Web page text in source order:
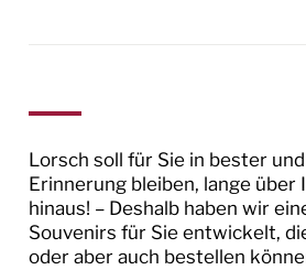
Einzelhandel
Souvenirs
PFINGSTROSENGARTEN
Lorsch soll für Sie in bester
Erinnerung bleiben, lange über
hinaus! – Deshalb haben wir
Souvenirs für Sie entwickelt,
oder aber auch bestellen